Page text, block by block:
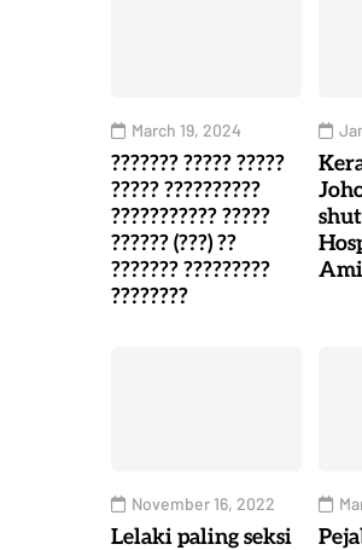
March 19, 2024
??????? ????? ?????
????? ??????????
??????????? ?????
?????? (???) ??
??????? ?????????
????????
November 16, 2022
Lelaki paling seksi